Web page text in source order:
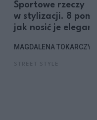
Sportowe rzeczy
w stylizacji. 8
jak nosić je
MAGDALENA TOKARCZYK